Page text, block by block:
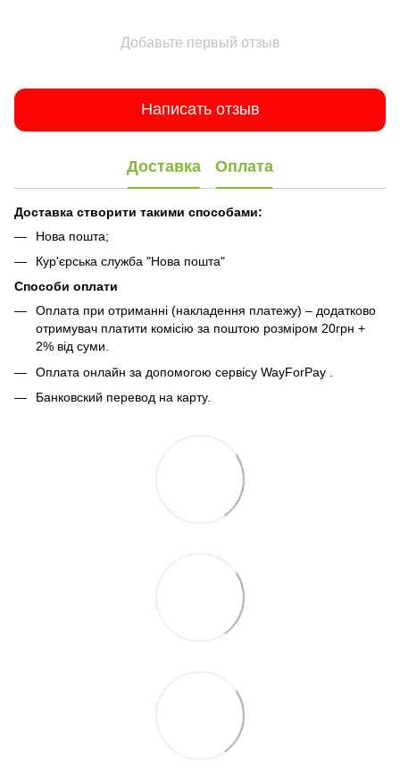
Добавьте первый отзыв
Написать отзыв
Доставка Оплата
Доставка створити такими способами:
Нова пошта;
Кур'єрська служба "Нова пошта"
Способи оплати
Оплата при отриманні (накладення платежу) – додатково
отримувач платити комісію за поштою розміром 20грн +
2% від суми.
Оплата онлайн за допомогою сервісу WayForPay
Банковский перевод на карту.